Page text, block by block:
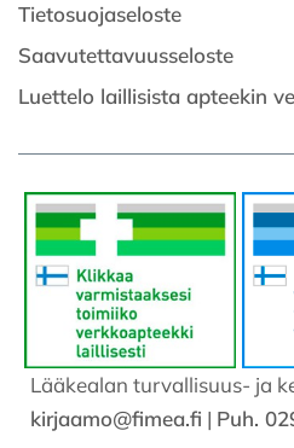
Tietosuojaseloste
Saavutettavuusseloste
Luettelo laillisista apteekin
Lääkealan turvallisuus- ja
kirjaamo@fimea.fi | Puh.